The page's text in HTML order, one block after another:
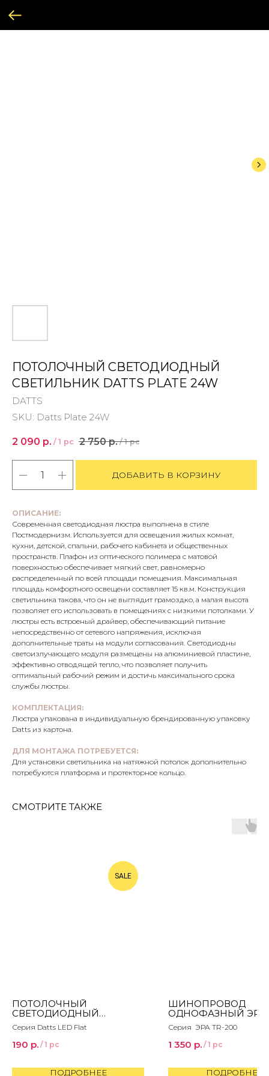
ПОТОЛОЧНЫЙ СВЕТОДИОДНЫЙ
СВЕТИЛЬНИК DATTS PLATE 24W
DATTS
SKU: Datts Plate 24W
2 090 р. / 1 pc 2 750 р. / 1 pc
ДОБАВИТЬ В КОРЗИНУ
ОПИСАНИЕ:
Современная светодиодная люстра выполнена в стиле
Постмодернизм. Используется для освещения жилых комнат,
кухни, детской, спальни, рабочего кабинета и общественных
пространств. Плафон из оптического полимера с матовой
поверхностью обеспечивает мягкий свет, равномерно
распределенный по всей площади помещения. Максимальная
площадь комфортного освещени составляет 15 кв.м. Конструкция
светильника такова, что он не выглядит грамоздко, а малая высота
позволяет его использовать в помещениях с низкими потолками. У
люстры есть встроеный драйвер, обеспечивающий питание
непосредственно от сетевого напряжения, исключая
дополнительные траты на модули согласования. Светодиодны
светоизлучающего модуля размещены на алюминиевой пластине,
эффективно отводящей тепло, что позволяет получить
оптимальный рабочий режим и достичь максимального срока
службы люстры.
КОМПЛЕКТАЦИЯ:
Люстра упакована в индивидуальную брендированную упаковку
Datts из картона.
ДЛЯ МОНТАЖА ПОТРЕБУЕТСЯ:
Для установки светильника на натяжной потолок дополнительно
потребуются платформа и протекторное кольцо.
СМОТРИТЕ ТАКЖЕ
SALE
ПОТОЛОЧНЫЙ
СВЕТОДИОДНЫЙ
СВЕТИЛЬНИК DATTS LED
FLAT 6W
Серия Datts LED Flat
190 р. / 1 pc
ПОДРОБНЕЕ
ШИНОПРОВОД
ОДНОФАЗНЫЙ ЭРА
200 - 1PT - BK 2М
B0054461
Серия ЭРА TR-200
1 350 р. / 1 pc
ПОДРОБНЕЕ